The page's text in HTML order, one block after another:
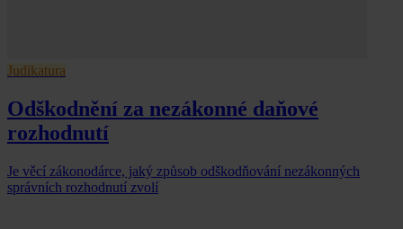
Judikatura
Odškodnění za nezákonné daňové
rozhodnutí
Je věcí zákonodárce, jaký způsob odškodňování nezákonných
správních rozhodnutí zvolí